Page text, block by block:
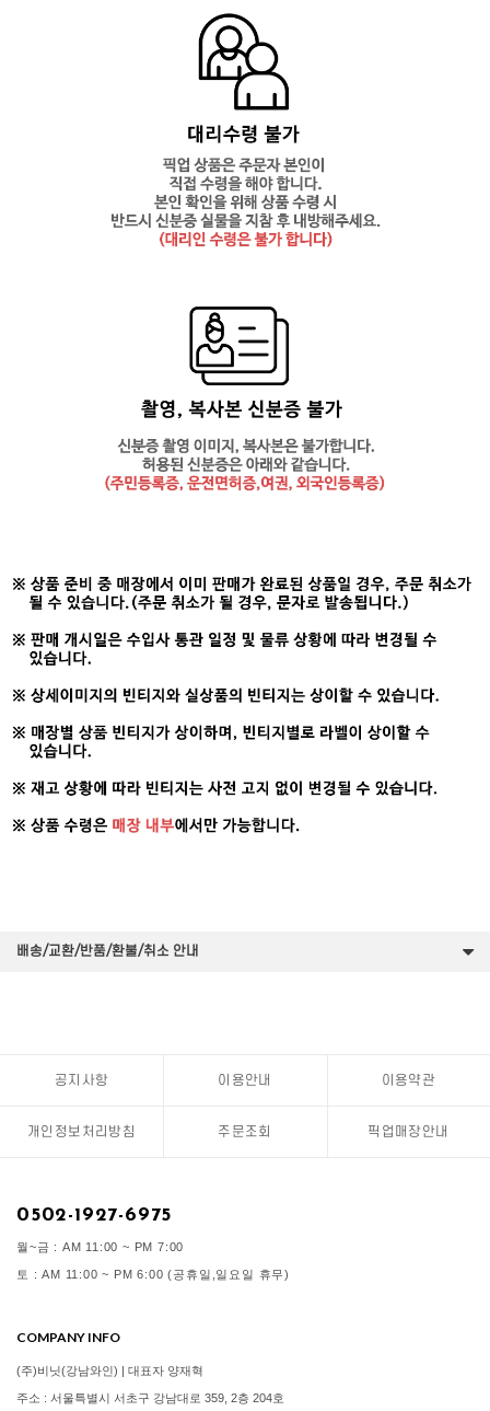
배송/교환/반품/환불/취소 안내
공지사항 이용안내 이용약관
개인정보처리방침 주문조회 픽업매장안내
0502-1927-6975
월~금 : AM 11:00 ~ PM 7:00
토 : AM 11:00 ~ PM 6:00 (공휴일,일요일 휴무)
COMPANY INFO
(주)비닛(강남와인) | 대표자 양재혁
주소 : 서울특별시 서초구 강남대로 359, 2층 204호